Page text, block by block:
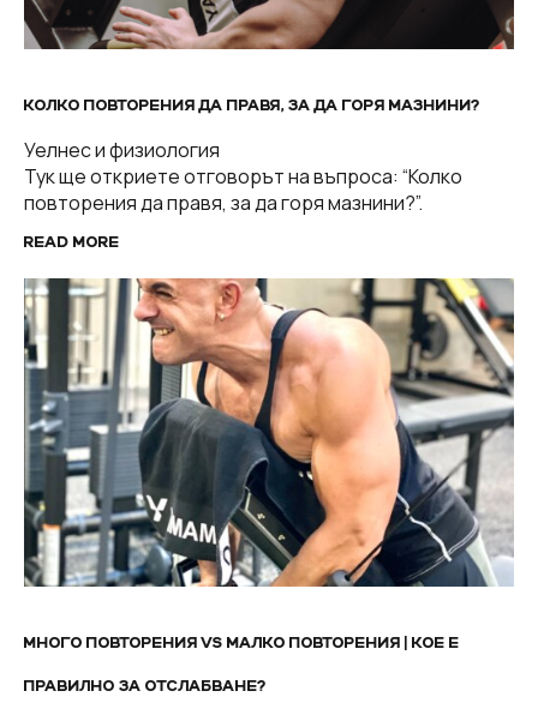
КОЛКО ПОВТОРЕНИЯ ДА ПРАВЯ, ЗА ДА ГОРЯ МАЗНИНИ?
Уелнес и физиология
Тук ще откриете отговорът на въпроса: “Колко
повторения да правя, за да горя мазнини?”.
READ MORE
МНОГО ПОВТОРЕНИЯ VS МАЛКО ПОВТОРЕНИЯ | КОЕ Е
ПРАВИЛНО ЗА ОТСЛАБВАНЕ?